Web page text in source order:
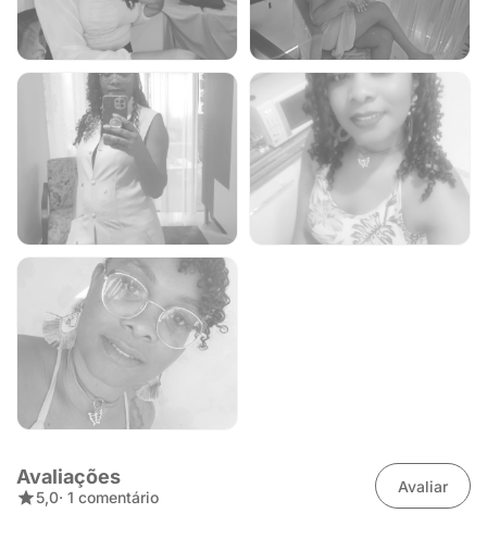
Avaliações
5,0· 1 comentário
Avaliar